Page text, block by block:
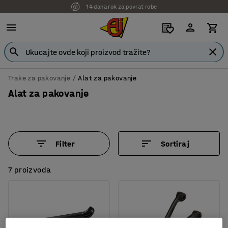
14 dana rok za povrat robe
7 godina garancije
Trake za pakovanje Alat za pakovanje
Alat za pakovanje
Filter Sortiraj
7 proizvoda